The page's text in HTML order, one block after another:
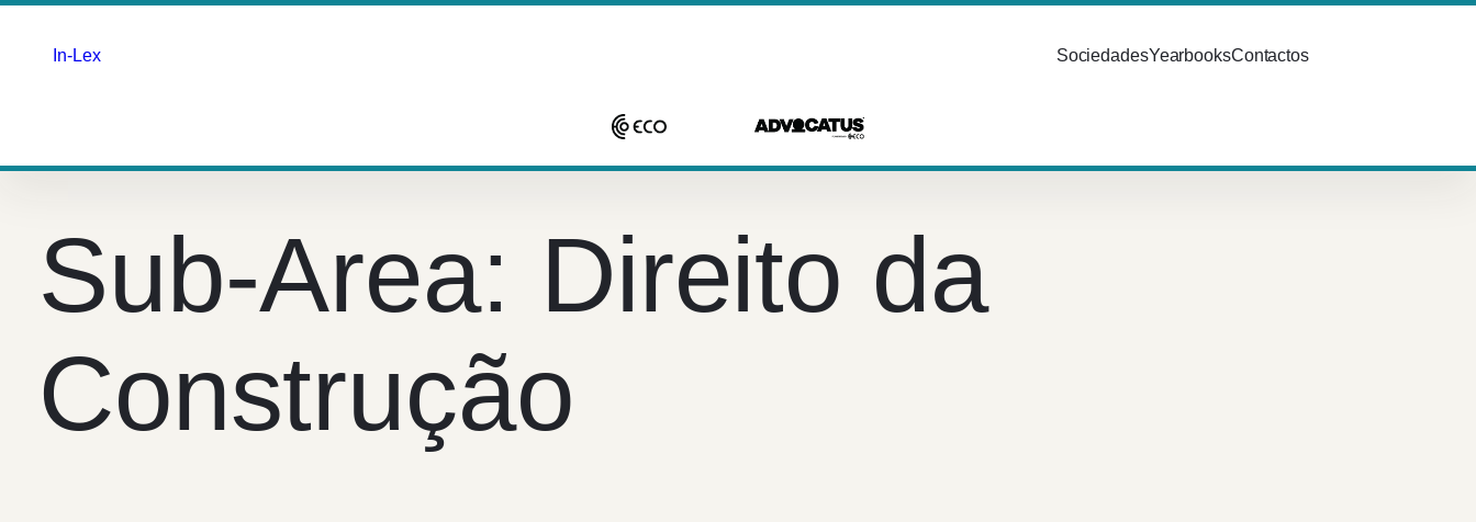
conteúdo
In-Lex SociedadesYearbooksContactos
Sub-Area: Direito da
Construção